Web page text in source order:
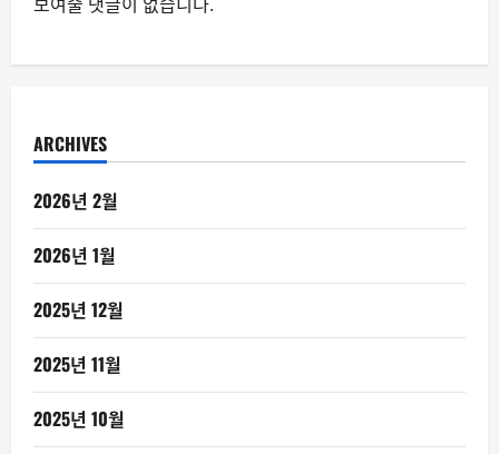
ARCHIVES
2026년 2월
2026년 1월
2025년 12월
2025년 11월
2025년 10월